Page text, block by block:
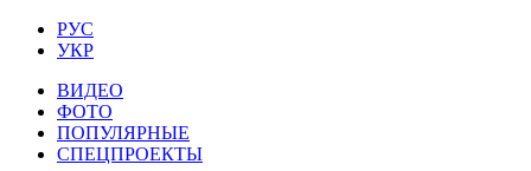
РУС
УКР
ВИДЕО
ФОТО
ПОПУЛЯРНЫЕ
СПЕЦПРОЕКТЫ